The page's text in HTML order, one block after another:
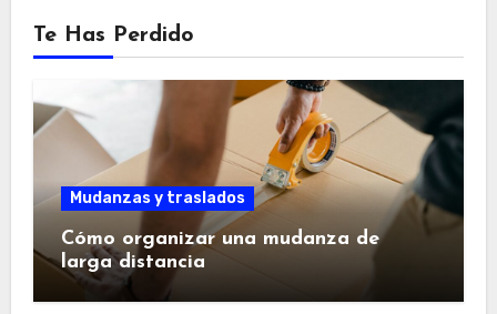
Te Has Perdido
Mudanzas y traslados
Cómo organizar una mudanza de
larga distancia